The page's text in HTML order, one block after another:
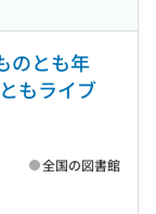
のとも年
もライブ
全国の図書館